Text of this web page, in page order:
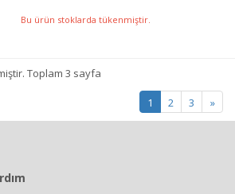
Bu ürün stoklarda tükenmiştir.
Toplam 3 sayfa
1 2 3 »